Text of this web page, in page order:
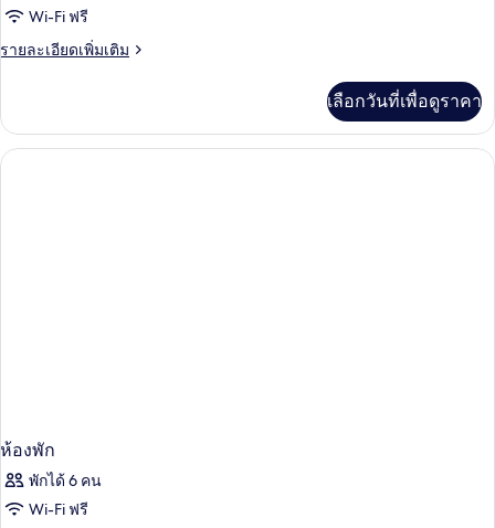
Wi-Fi ฟรี
รายละเอียดเพิ่มเติม
ราย
เกี่ยว
กับ
ห้อง
เลือกวันที่เพื่อดูราคา
ห้องพัก
พักได้ 6 คน
Wi-Fi ฟรี